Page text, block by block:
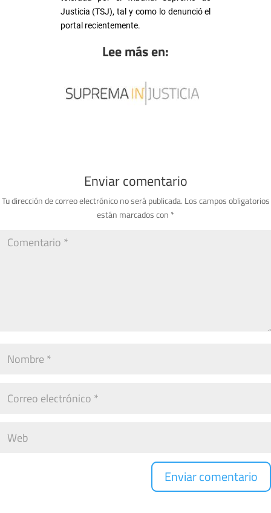
Justicia (TSJ), tal y como lo denunció el
portal recientemente.
Lee más en:
Enviar comentario
Tu dirección de correo electrónico no será publicada. Los campos obligatorios
están marcados con *